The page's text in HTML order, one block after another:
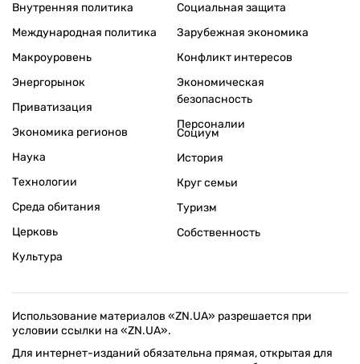
Внутренняя политика
Международная политика
Макроуровень
Энергорынок
Приватизация
Экономика регионов
Социальная защита
Зарубежная экономика
Конфликт интересов
Экономическая
безопасность
Персоналии
Наука
Технологии
Среда обитания
Церковь
Культура
Социум
История
Круг семьи
Туризм
Собственность
Использование материалов «ZN.UA» разрешается при
условии ссылки на «ZN.UA».
Для интернет-изданий обязательна прямая, открытая для